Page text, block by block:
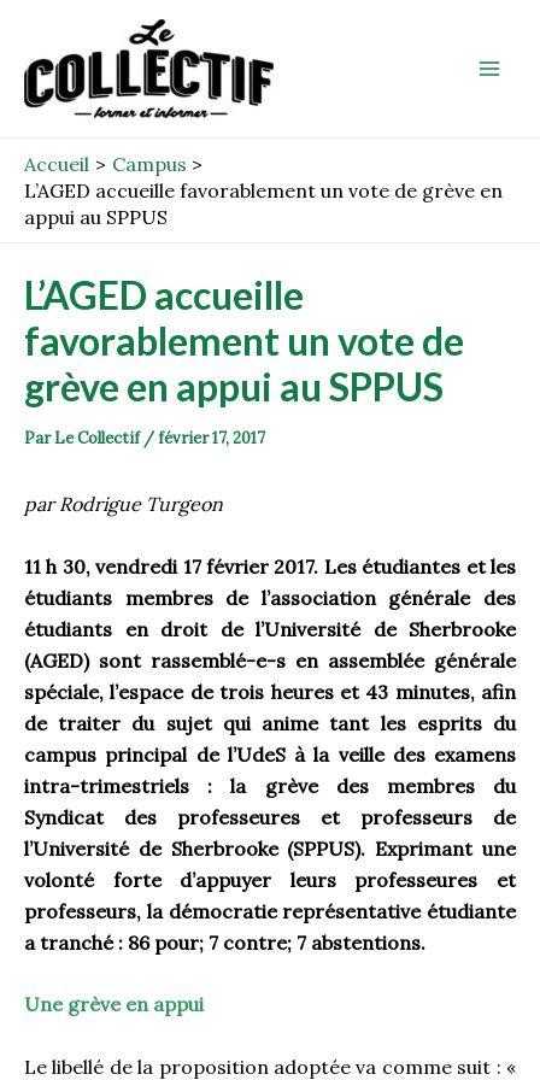
contenu
Accueil
Campus
L’AGED accueille favorablement un vote de grève en
appui au SPPUS
L’AGED accueille
favorablement un vote de
grève en appui au SPPUS
ParLe Collectif /février 17, 2017
par Rodrigue Turgeon
11 h 30, vendredi 17 février 2017. Les étudiantes et les
étudiants membres de l’association générale des
étudiants en droit de l’Université de Sherbrooke
(AGED) sont rassemblé-e-s en assemblée générale
spéciale, l’espace de trois heures et 43 minutes, afin
de traiter du sujet qui anime tant les esprits du
campus principal de l’UdeS à la veille des examens
intra-trimestriels : la grève des membres du
Syndicat des professeures et professeurs de
l’Université de Sherbrooke (SPPUS). Exprimant une
volonté forte d’appuyer leurs professeures et
professeurs, la démocratie représentative étudiante
a tranché : 86 pour; 7 contre; 7 abstentions.
Une grève en appui
Le libellé de la proposition adoptée va comme suit : «
navigation